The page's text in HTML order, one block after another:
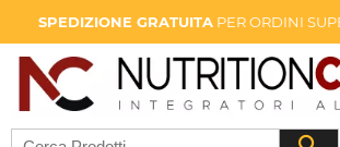
SPEDIZIONE GRATUITAPER ORDINI